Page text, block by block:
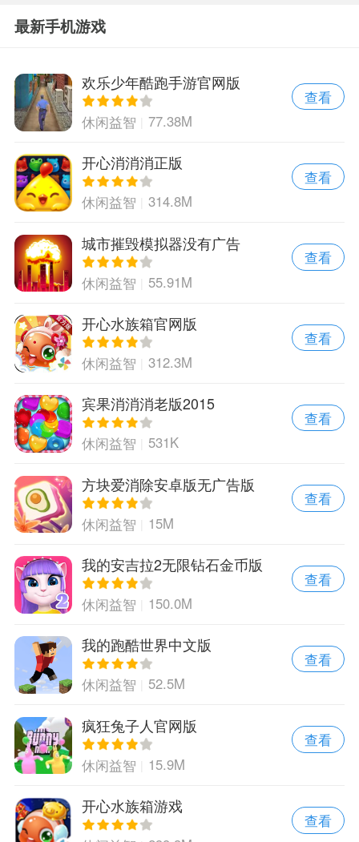
最新手机游戏
欢乐少年酷跑手游官网版
休闲益智 77.38M
查看
开心消消消正版
休闲益智 314.8M
查看
城市摧毁模拟器没有广告
休闲益智 55.91M
查看
开心水族箱官网版
休闲益智 312.3M
查看
宾果消消消老版2015
休闲益智 531K
查看
方块爱消除安卓版无广告版
休闲益智 15M
查看
我的安吉拉2无限钻石金币版
休闲益智 150.0M
查看
我的跑酷世界中文版
休闲益智 52.5M
查看
疯狂兔子人官网版
休闲益智 15.9M
查看
开心水族箱游戏
查看